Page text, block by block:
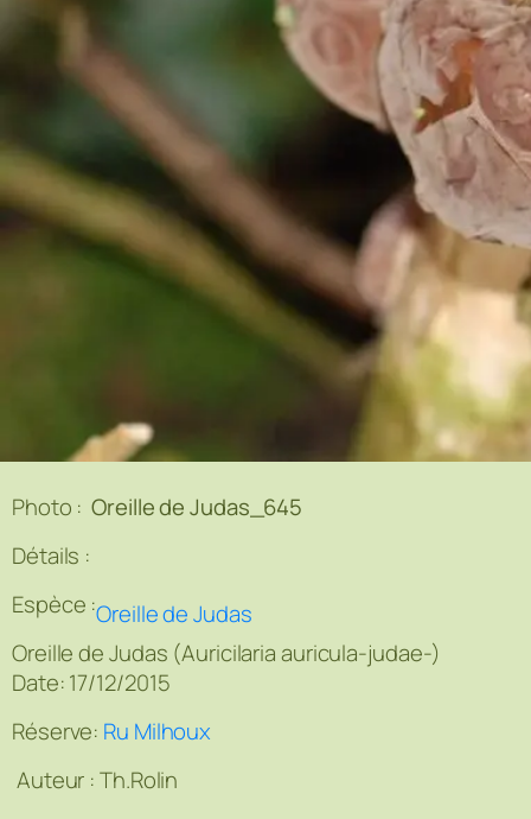
Photo :Oreille de Judas_645
Détails :
Espèce :Oreille de Judas
Oreille de Judas (Auricilaria auricula-judae-)
Date: 17/12/2015
Réserve: Ru Milhoux
Auteur :Th.Rolin